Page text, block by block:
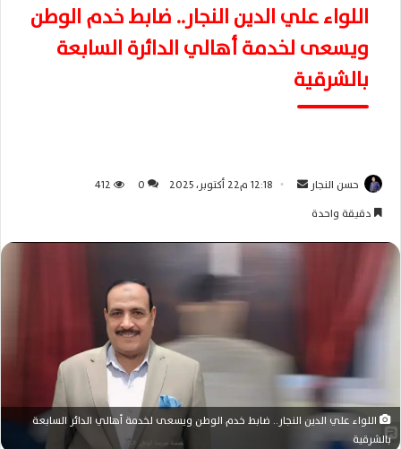
اللواء علي الدين النجار.. ضابط خدم الوطن
ويسعى لخدمة أهالي الدائرة السابعة
بالشرقية
حسن النجار
إ
ك
12:18 م22 أكتوبر، 2025 0
412
دقيقة واحدة
اللواء علي الدين النجار.. ضابط خدم الوطن ويسعى لخدمة أهالي الدائر السابعة
بالشرقية